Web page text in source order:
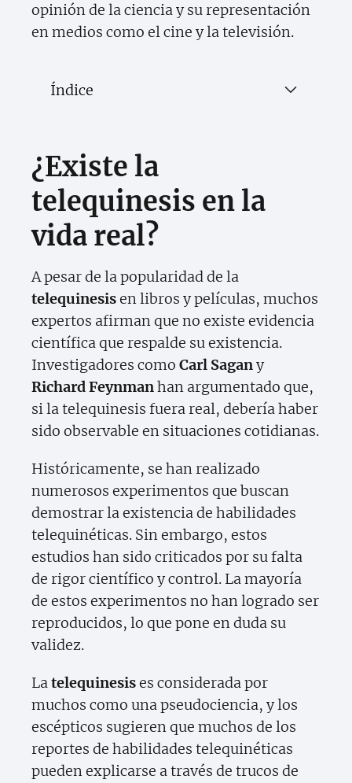
opinión de la ciencia y su representación
en medios como el cine y la televisión.
Índice
¿Existe la
telequinesis en la
vida real?
A pesar de la popularidad de la
telequinesisen libros y películas, muchos
expertos afirman que no existe evidencia
científica que respalde su existencia.
Investigadores como Carl Sagany
Richard Feynmanhan argumentado que,
si la telequinesis fuera real, debería haber
sido observable en situaciones cotidianas.
Históricamente, se han realizado
numerosos experimentos que buscan
demostrar la existencia de habilidades
telequinéticas. Sin embargo, estos
estudios han sido criticados por su falta
de rigor científico y control. La mayoría
de estos experimentos no han logrado ser
reproducidos, lo que pone en duda su
validez.
Latelequinesises considerada por
muchos como una pseudociencia, y los
escépticos sugieren que muchos de los
reportes de habilidades telequinéticas
pueden explicarse a través de trucos de